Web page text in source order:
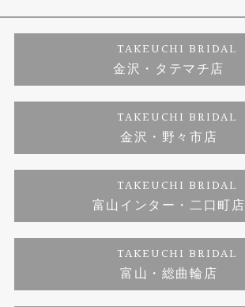
婚約ネックレス
ダイヤモンド
ジュエリーリフォーム
プロポーズサポート
ブランドリスト
福井指輪工房｜手作りペアリング
福井指輪工房｜手作り結婚指輪 and 婚約指輪
福井工房｜手作り婚約指輪プロポーズプラン
お客様の声
プライバシーポリシー
TAKEUCHI BRIDAL
金沢・タテマチ店
TAKEUCHI BRIDAL
金沢・野々市店
TAKEUCHI BRIDAL
富山インター・二口町店
TAKEUCHI BRIDAL
富山・総曲輪店